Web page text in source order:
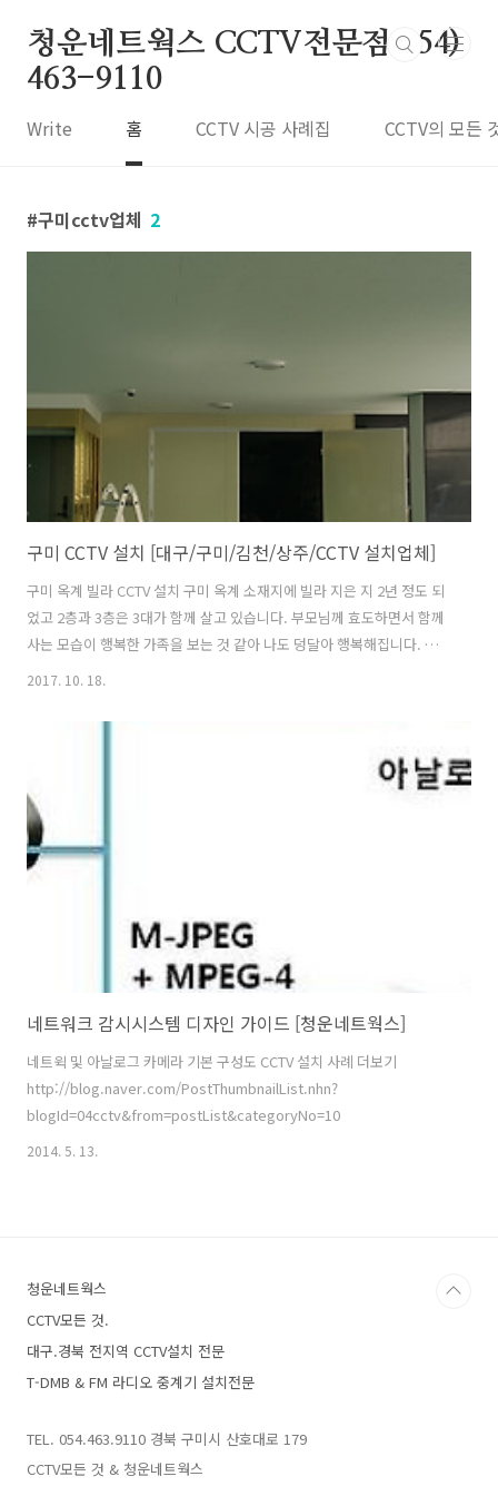
청운네트웍스 CCTV전문점 054)
463-9110
Write 홈 CCTV 시공 사례집 CCTV의 모든
구미cctv업체 2
구미 CCTV 설치 [대구/구미/김천/상주/CCTV 설치업체]
구미 옥계 빌라 CCTV 설치 구미 옥계 소재지에 빌라 지은 지 2년 정도 되
었고 2층과 3층은 3대가 함께 살고 있습니다. 부모님께 효도하면서 함께
사는 모습이 행복한 가족을 보는 것 같아 나도 덩달아 행복해집니다. 요
즈음 사건 사고도 많이 발생하고 사회적으로도 많이 이슈가 되고 있는 상
필수가 되어 버린지는 오래되었습니다. 그래서 오늘 CCTV 설치하는 곳
도 우리 가족과 우리 이웃의 안전과 사고를 미연에 방지를 위해 큰 결심
을 했다고 합니다. 사고는 예방이 최고죠. 구미 CCTV 설치업체 청운네트
웍스 구미CCTV설치업체 방범용 CCTV를 2층과 3층에서 동시에 실시간
모니터링할 수 있게 네트워크를 구성하였습니다. 영상녹화기(DVR..
2017. 10. 18.
네트워크 감시시스템 디자인 가이드 [청운네트웍스]
네트윅 및 아날로그 카메라 기본 구성도 CCTV 설치 사례 더보기
http://blog.naver.com/PostThumbnailList.nhn?
blogId=04cctv&from=postList&categoryNo=10
2014. 5. 13.
청운네트웍스
CCTV모든 것.
대구.경북 전지역 CCTV설치 전문
T-DMB & FM 라디오 중계기 설치전문
TEL. 054.463.9110 경북 구미시 산호대로 179
CCTV모든 것 & 청운네트웍스